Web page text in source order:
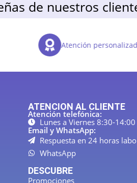
de nuestros
Atención
ATENCION AL CLIENTE
Atención telefónica:
Lunes a Viernes 8:30-14:00
Email y WhatsApp:
Respuesta en 24 horas
WhatsApp
DESCUBRE
Promociones